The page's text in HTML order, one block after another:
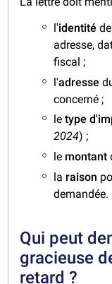
l'identité
adresse,
fiscal ;
l'adresse
concerné ;
letype
2024) ;
le montant
la raison
demandée.
Qui peut
gracieuse
retard ?